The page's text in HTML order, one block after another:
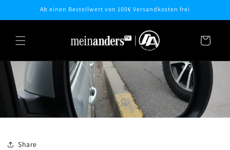
Inhalt
Ab einen Bestellwert von 100€ Versandkosten frei
Warenkorb
Share